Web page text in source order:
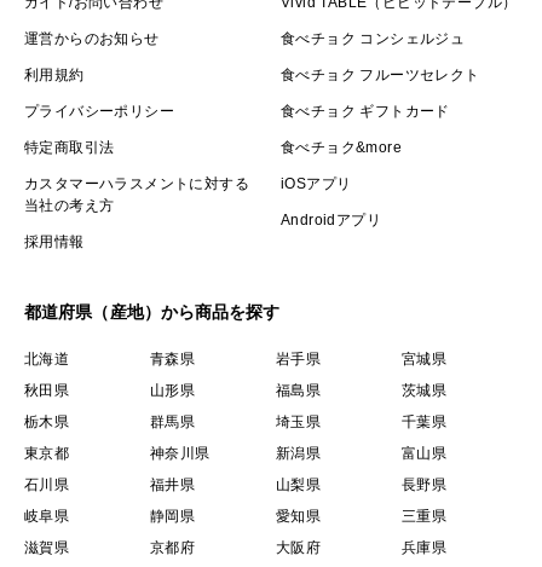
運営からのお知らせ
利用規約
プライバシーポリシー
特定商取引法
カスタマーハラスメントに対する
当社の考え方
採用情報
食べチョク コンシェルジュ
食べチョク フルーツセレクト
食べチョク ギフトカード
食べチョク&more
iOSアプリ
Androidアプリ
都道府県（産地）から商品を探す
北海道 青森県 岩手県
宮城県
秋田県
山形県 福島県
茨城県
栃木県
群馬県 埼玉県
千葉県
東京都
神奈川県 新潟県
富山県
石川県
福井県 山梨県
長野県
岐阜県
静岡県 愛知県
三重県
滋賀県
京都府 大阪府 兵庫県